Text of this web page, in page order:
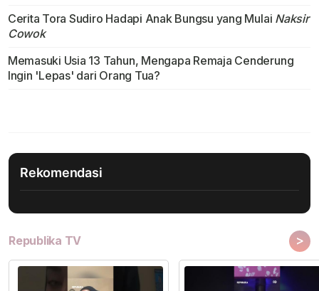
Cerita Tora Sudiro Hadapi Anak Bungsu yang Mulai Naksir
Cowok
Memasuki Usia 13 Tahun, Mengapa Remaja Cenderung
Ingin 'Lepas' dari Orang Tua?
Rekomendasi
Republika TV >